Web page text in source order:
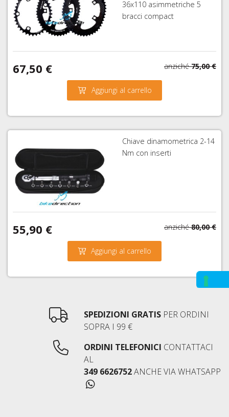
36x110 asimmetriche 5
bracci compact
67,50 € anziché 75,00 €
Aggiungi al carrello
Chiave dinamometrica 2-14
Nm con inserti
55,90 € anziché 80,00 €
Aggiungi al carrello
SPEDIZIONI GRATIS PER ORDINI
SOPRA I 99 €
ORDINI TELEFONICI CONTATTACI
AL
349 6626752ANCHE VIA WHATSAPP